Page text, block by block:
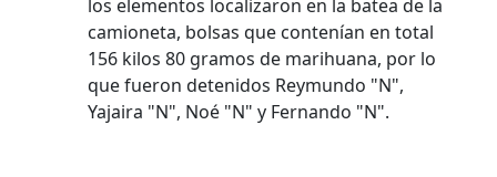
los elementos localizaron en la batea de la
camioneta, bolsas que contenían en total
156 kilos 80 gramos de marihuana, por lo
que fueron detenidos Reymundo "N",
Yajaira "N", Noé "N" y Fernando "N".